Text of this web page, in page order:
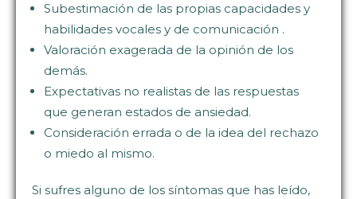
Subestimación de las propias capacidades y
habilidades vocales y de comunicación .
Valoración exagerada de la opinión de los
demás.
Expectativas no realistas de las respuestas
que generan estados de ansiedad.
Consideración errada o de la idea del rechazo
o miedo al mismo.
Si sufres alguno de los síntomas que has leído,